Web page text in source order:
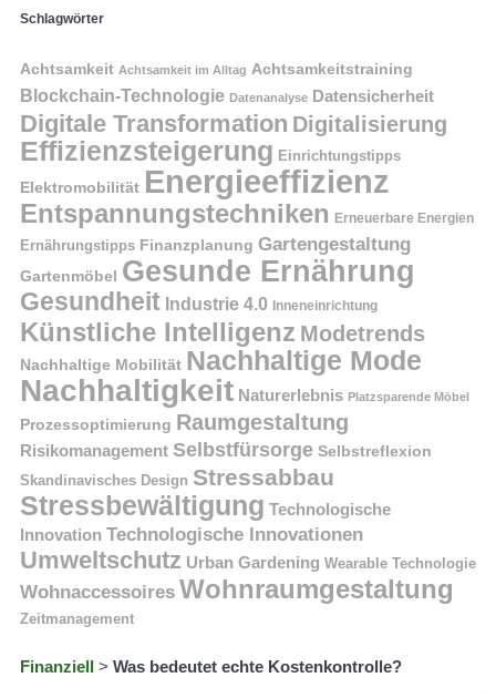
Schlagwörter
Achtsamkeit Achtsamkeit im Alltag Achtsamkeitstraining
Blockchain-Technologie Datenanalyse Datensicherheit
Digitale Transformation Digitalisierung
Effizienzsteigerung Einrichtungstipps
Elektromobilität Energieeffizienz
Entspannungstechniken Erneuerbare Energien
Ernährungstipps Finanzplanung Gartengestaltung
Gartenmöbel Gesunde Ernährung
Gesundheit Industrie 4.0 Inneneinrichtung
Künstliche Intelligenz Modetrends
Nachhaltige Mobilität Nachhaltige Mode
Nachhaltigkeit Naturerlebnis Platzsparende Möbel
Prozessoptimierung Raumgestaltung
Risikomanagement Selbstfürsorge Selbstreflexion
Skandinavisches Design Stressabbau
Stressbewältigung Technologische
Innovation Technologische Innovationen
Umweltschutz Urban Gardening Wearable Technologie
Wohnaccessoires Wohnraumgestaltung
Zeitmanagement
Finanziell > Was bedeutet echte Kostenkontrolle?